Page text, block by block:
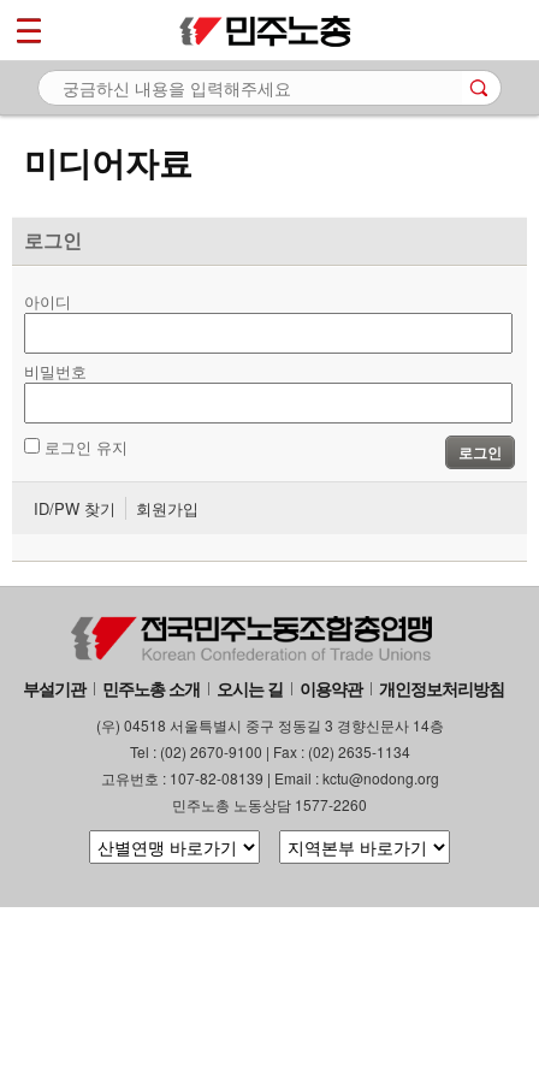
미디어자료
로그인
아이디
비밀번호
로그인 유지 로그인
ID/PW 찾기 회원가입
부설기관 민주노총 소개 오시는 길 이용약관 개인정보처리방침
(우) 04518 서울특별시 중구 정동길 3 경향신문사 14층
Tel : (02) 2670-9100 | Fax : (02) 2635-1134
고유번호 : 107-82-08139 | Email : kctu@nodong.org
민주노총 노동상담 1577-2260
마이페이지
소개
노동상담
자료
- 미디어자료
- 카드뉴스
부설기관